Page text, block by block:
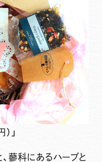
」
、蓼科にあるハーブと